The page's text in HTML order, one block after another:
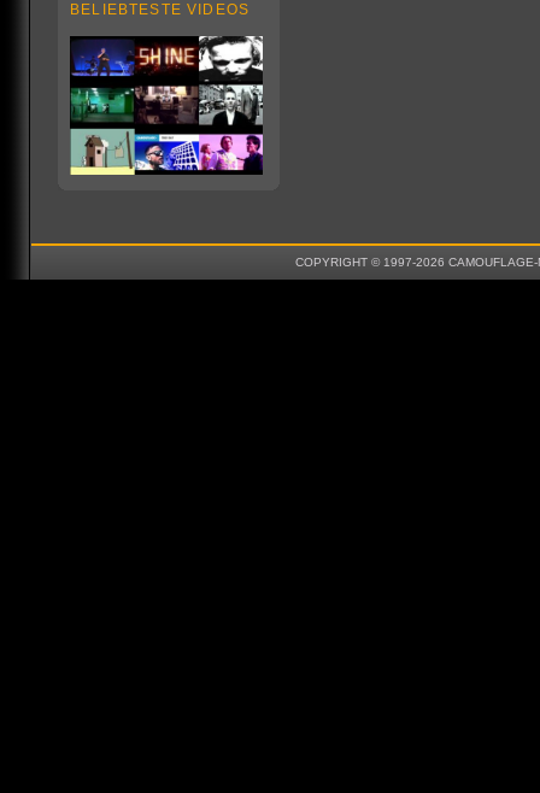
BELIEBTESTE VIDEOS
COPYRIGHT © 1997-2026 CAMOUFLAGE-